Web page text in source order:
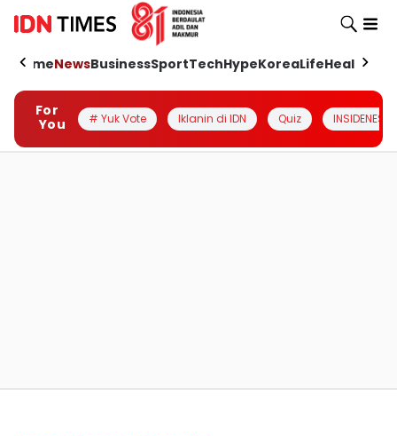
HomeNewsBusinessSportTechHypeKoreaLifeHealth
For
You
# Yuk Vote Iklanin di IDN Quiz INSIDENESIA